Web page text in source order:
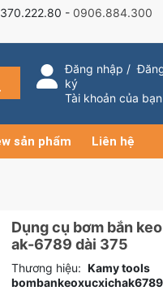
- 0906.884.300
Đăng nhập /
ký
Tài khoản của bạn
sản phẩm Liên hệ
Dụng cụ bơm bắn
ak-6789 dài 375
Thương hiệu: Kamy tools